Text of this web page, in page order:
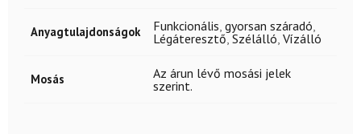
Anyagtulajdonságok Funkcionális gyorsan száradó
Légáteresztő,Szélálló Vízálló
Mosás
Az árun lévő mosási jelek
szerint.